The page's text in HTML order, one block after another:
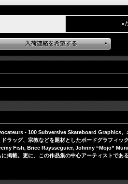
- 100 Subversive Skateboard Graphics
ラッグ、宗教などを題材としたボードグラフ
Fish, Brice Raysseguier, Johnny “Mojo”
掲載。更に、この作品集の中心アーティスト